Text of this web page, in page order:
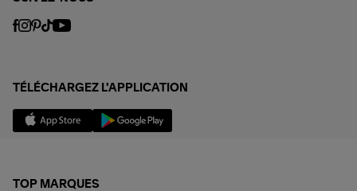
TÉLÉCHARGEZ L'APPLICATION
TOP MARQUES